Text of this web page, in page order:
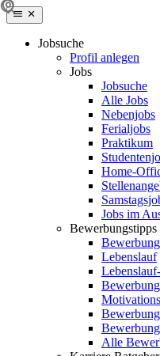
Jobsuche
Profil anlegen
Jobs
Jobsuche
Alle Jobs
Nebenjobs
Ferialjobs
Praktikum
Home-
Jobs im
Bewerbungstipps
Bewerbung
Lebenslauf
Alle